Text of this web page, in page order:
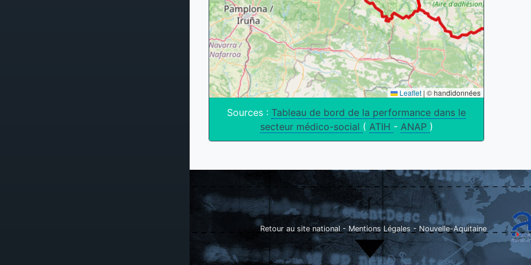
Leaflet | © handidonnées
Sources : Tableau de bord de la performance dans le
secteur médico-social ( ATIH - ANAP )
Retour au site national - Mentions Légales - Nouvelle-Aquitaine